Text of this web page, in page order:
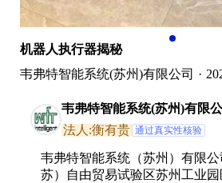
机器人执行器揭秘
韦弗特智能系统(苏州)有限公司 ·
韦弗特智能系统(苏州)有限
法人:衡有贵 通过真实性核验
韦弗特智能系统（苏州）有限
苏）自由贸易试验区苏州工业